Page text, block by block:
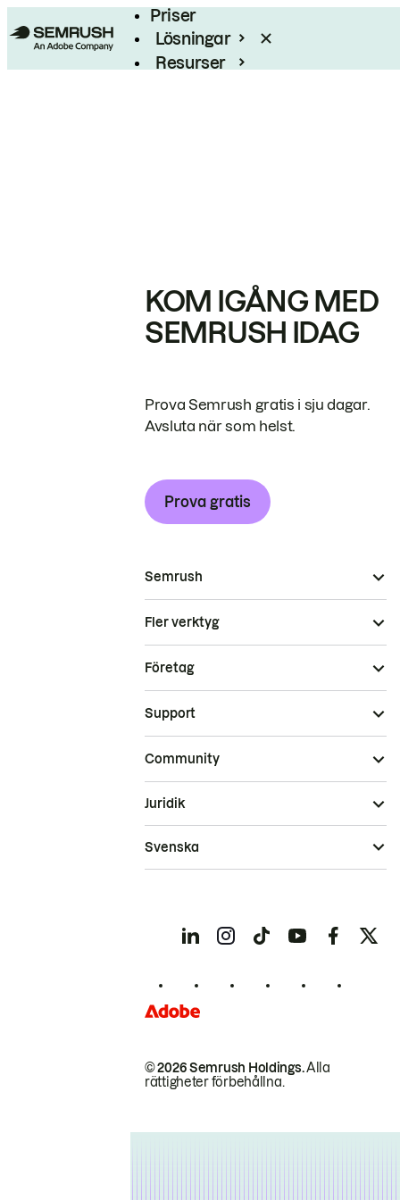
Priser
Lösningar
Resurser
KOM IGÅNG MED
SEMRUSH IDAG
Prova Semrush gratis i sju dagar.
Avsluta när som helst.
Prova gratis
Semrush
Fler verktyg
Företag
Support
Community
© 2026 Semrush Holdings.Alla
rättigheter förbehållna.
Juridik
Svenska